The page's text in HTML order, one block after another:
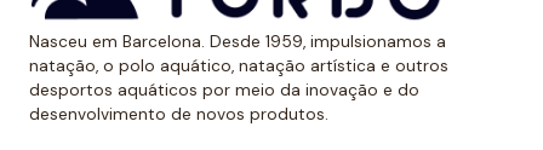
Nasceu em Barcelona. Desde 1959, impulsionamos a
natação, o polo aquático, natação artística e outros
desportos aquáticos por meio da inovação e do
desenvolvimento de novos produtos.